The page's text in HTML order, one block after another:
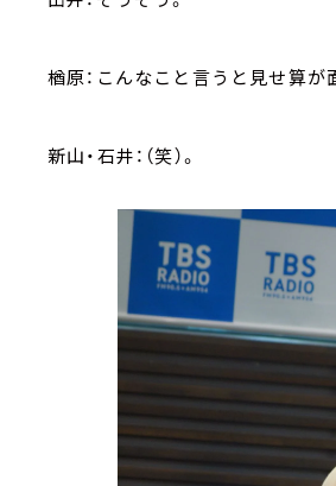
楢原：こんなこと言うと見せ算が
新山・石井：（笑）。